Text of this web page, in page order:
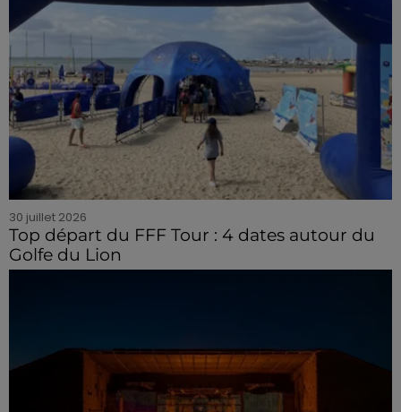
30 juillet 2026
Top départ du FFF Tour : 4 dates autour du
Golfe du Lion